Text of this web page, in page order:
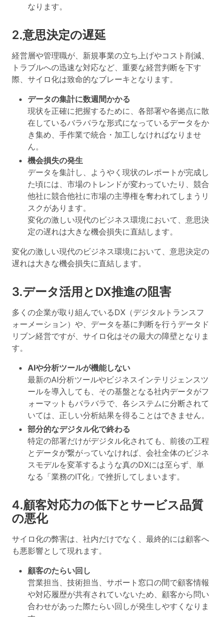
なります。
2.意思決定の遅延
経営層や管理職が、新規事業の立ち上げやコスト削減、
トラブルへの迅速な対応など、重要な経営判断を下す
際、サイロ化は致命的なブレーキとなります。
データの集計に数週間かかる
現状を正確に把握するために、各部署や各拠点に散
在しているバラバラな形式になっているデータをか
き集め、手作業で統合・加工しなければなりませ
ん。
機会損失の発生
データを集計し、ようやく現状のレポートが完成し
た頃には、市場のトレンドが変わっていたり、競合
他社に競合他社に市場の主導権を奪われてしまうリ
スクがあります。
変化の激しい現代のビジネス環境において、意思決
定の遅れは大きな機会損失に直結します。
変化の激しい現代のビジネス環境において、意思決定の
遅れは大きな機会損失に直結します。
3.データ活用とDX推進の阻害
多くの企業が取り組んでいるDX（デジタルトランスフ
ォーメーション）や、データを基に判断を行うデータド
リブン経営ですが、サイロ化はその最大の障壁となりま
す。
AIや分析ツールが機能しない
最新のAI分析ツールやビジネスインテリジェンスツ
ールを導入しても、その基盤となる社内データがフ
ォーマットもバラバラで、各システムに分断されて
いては、正しい分析結果を得ることはできません。
部分的なデジタル化で終わる
特定の部署だけがデジタル化されても、前後の工程
とデータが繋がっていなければ、会社全体のビジネ
スモデルを変革するような真のDXには至らず、単
なる「業務のIT化」で挫折してしまいます。
4.顧客対応力の低下とサービス品質
の悪化
サイロ化の弊害は、社内だけでなく、最終的には顧客へ
も悪影響として現れます。
顧客のたらい回し
営業担当、技術担当、サポート窓口の間で顧客情報
や対応履歴が共有されていないため、顧客から問い
合わせがあった際たらい回しが発生しやすくなりま